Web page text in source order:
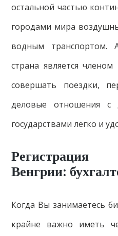
остальной частью
городами мира
водным транспортом.
страна является
совершать поездки,
деловые отношения с
государствами легко и
Венгрии:
Когда Вы занимаетесь
крайне важно иметь